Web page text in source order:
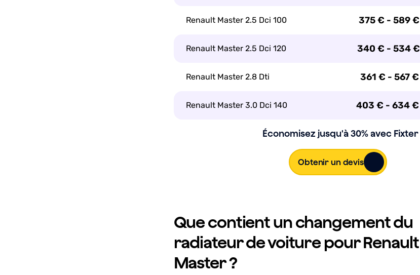
Renault Master 2.5 Dci 100 375 € - 589 €
Renault Master 2.5 Dci 120 340 € - 534 €
Renault Master 2.8 Dti 361 € - 567 €
Renault Master 3.0 Dci 140 403 € - 634 €
Économisez jusqu'à 30% avec Fixter
Obtenir un devis
Que contient un changement du
radiateur de voiture pour Renault
Master ?